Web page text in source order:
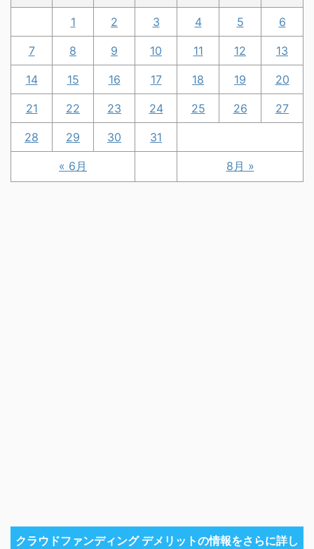
« 6月 8月 »
1 2 3 4 5 6
7 8 9 10 11 12 13
14 15 16 17 18 19 20
21 22 23 24 25 26 27
28 29 30 31
クラウドファンディング デメリットの情報をさらに詳し